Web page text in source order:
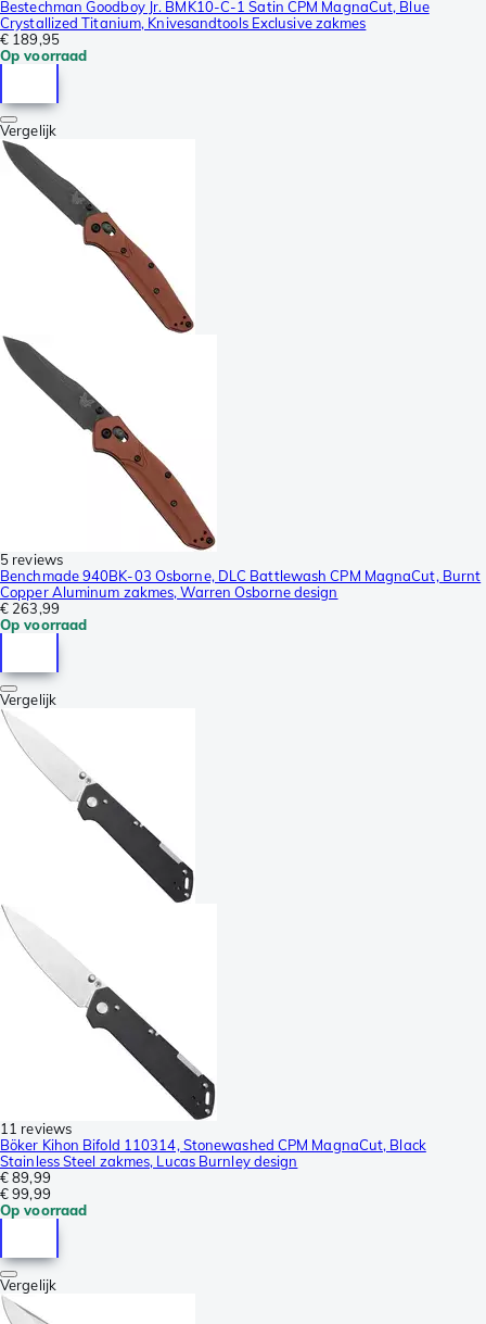
Bestechman Goodboy Jr. BMK10-C-1 Satin CPM MagnaCut, Blue
Crystallized Titanium, Knivesandtools Exclusive zakmes
€ 189,95
Op voorraad
Vergelijk
5 reviews
Benchmade 940BK-03 Osborne, DLC Battlewash CPM MagnaCut, Burnt
Copper Aluminum zakmes, Warren Osborne design
€ 263,99
Op voorraad
Vergelijk
11 reviews
Böker Kihon Bifold 110314, Stonewashed CPM MagnaCut, Black
Stainless Steel zakmes, Lucas Burnley design
€ 89,99
€ 99,99
Op voorraad
Vergelijk